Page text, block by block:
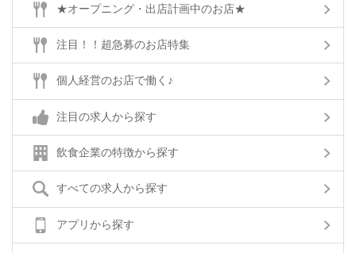
飲食店専門の求人サイト 求人＠飲食店.COMならではの調理補助・調理
かない調理補助・調理見習い社員募集／バイト情報を見つけませんか？
会員登録すると、調理補助・調理見習いの未経験求人や、独立応援求人
をメールで受け取ることもできますよ。 求人＠飲食店.COMで、希望の
転職／就職／バイト採用に成功しましょう。
★オープニング・出店計画中のお店★
注目！！超急募のお店特集
個人経営のお店で働く♪
注目の求人から探す
飲食企業の特徴から探す
すべての求人から探す
アプリから探す